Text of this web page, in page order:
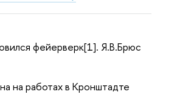
фейерверк[1]. Я.В.Брюс
на работах в Кронштадте